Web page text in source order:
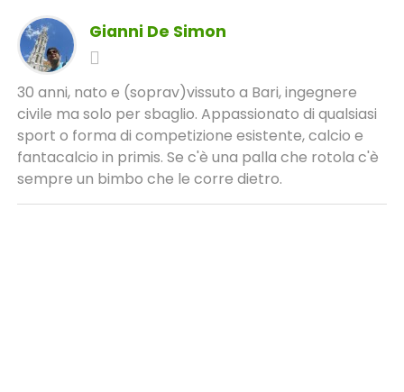
Gianni De Simon
30 anni, nato e (soprav)vissuto a Bari, ingegnere
civile ma solo per sbaglio. Appassionato di qualsiasi
sport o forma di competizione esistente, calcio e
fantacalcio in primis. Se c'è una palla che rotola c'è
sempre un bimbo che le corre dietro.